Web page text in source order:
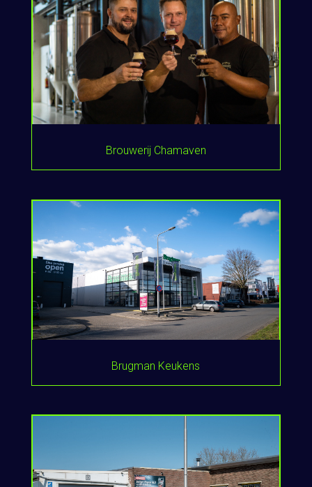
Brouwerij Chamaven
Brugman Keukens